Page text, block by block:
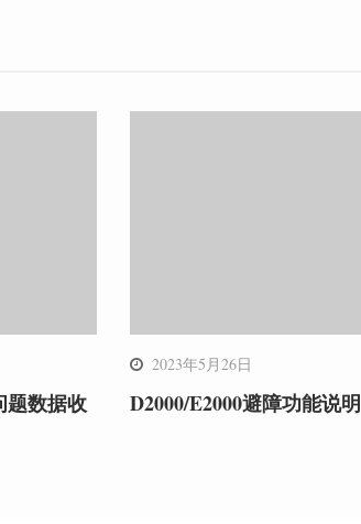
题数据收
2023年5月26日
D2000/E2000避障功能说明